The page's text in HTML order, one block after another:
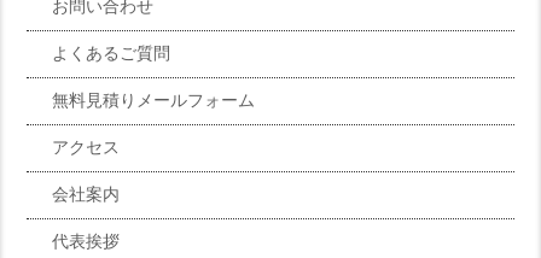
お問い合わせ
よくあるご質問
無料見積りメールフォーム
アクセス
会社案内
代表挨拶